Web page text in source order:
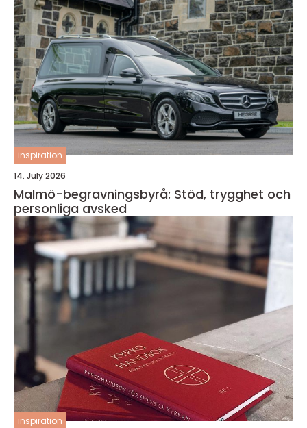
inspiration
14. July 2026
Malmö-begravningsbyrå: Stöd, trygghet och
personliga avsked
inspiration